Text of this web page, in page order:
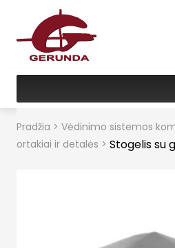
Pradžia > Vėdinimo sistemos
ortakiai ir detalės > Stogelis su